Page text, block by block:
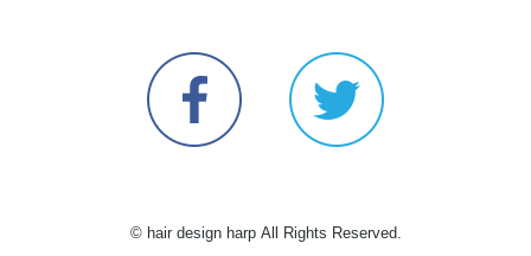
© hair design harp All Rights Reserved.